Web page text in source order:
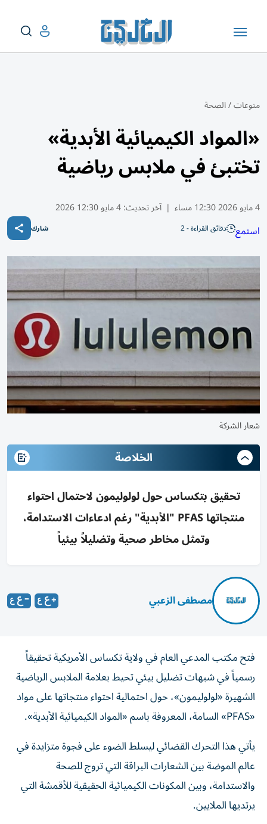
منوعات/الصحة
«المواد الكيميائية الأبدية»
تختبئ في ملابس رياضية
4 مايو 2026 12:30 مساء | آخر تحديث:4 مايو 12:30 2026
استمع دقائق القراءة - 2 شارك
شعار الشركة
الخلاصة
تحقيق بتكساس حول لولوليمون لاحتمال احتواء
منتجاتها PFAS "الأبدية" رغم ادعاءات الاستدامة،
وتمثل مخاطر صحية وتضليلاً بيئياً
مصطفى الزعبي
فتح مكتب المدعي العام في ولاية تكساس الأمريكية تحقيقاً
رسمياً في شبهات تضليل بيئي تحيط بعلامة الملابس الرياضية
الشهيرة «لولوليمون»، حول احتمالية احتواء منتجاتها على مواد
«PFAS» السامة، المعروفة باسم «المواد الكيميائية الأبدية».
يأتي هذا التحرك القضائي ليسلط الضوء على فجوة متزايدة في
عالم الموضة بين الشعارات البراقة التي تروج للصحة
والاستدامة، وبين المكونات الكيميائية الحقيقية للأقمشة التي
يرتديها الملايين.